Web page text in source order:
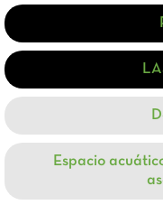
imprescindibles
Espacio